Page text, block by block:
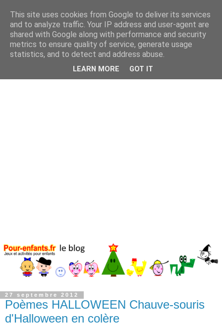
27 septembre 2012
Poèmes HALLOWEEN Chauve-souris
d'Halloween en colère
This site uses cookies from Google to deliver its services
and to analyze traffic. Your IP address and user-agent are
shared with Google along with performance and security
metrics to ensure quality of service, generate usage
statistics, and to detect and address abuse.
LEARN MORE GOT IT